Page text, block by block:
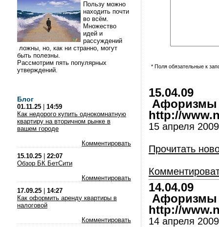
Пользу можно
находить почти
во всём.
Множество
идей и
рассуждений
ложны, но, как ни странно, могут
быть полезны.
Рассмотрим пять популярных
утверждений.
Блог
01.11.25
14:59
Как недорого купить однокомнатную
квартиру на вторичном рынке в
вашем городе
Комментировать
15.10.25
22:07
Обзор БК БетСити
Комментировать
17.09.25
14:27
Как оформить аренду квартиры в
налоговой
Комментировать
* Поля обязательные к
15.04.09
Афоризмы
http://
15 апреля 2009
Прочитать
14.04.09
Афоризмы
http://
14 апреля 2009